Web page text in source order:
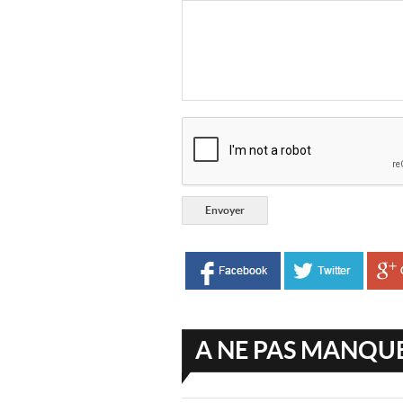
A NE PAS